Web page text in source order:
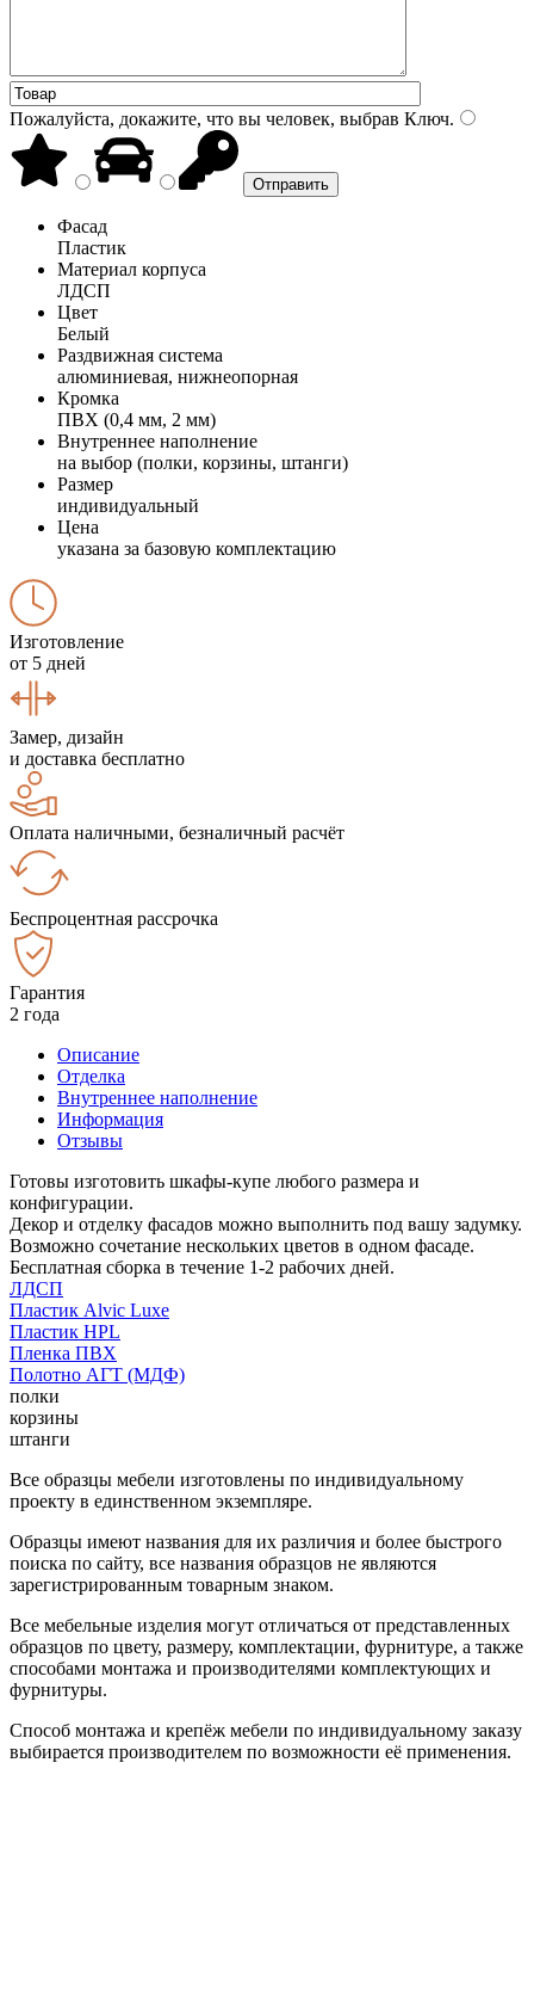
Пожалуйста, докажите, что вы человек, выбрав Ключ.
Фасад
Пластик
Материал корпуса
ЛДСП
Цвет
Белый
Раздвижная система
алюминиевая, нижнеопорная
Кромка
ПВХ (0,4 мм, 2 мм)
Внутреннее наполнение
на выбор (полки, корзины, штанги)
Размер
индивидуальный
Цена
указана за базовую комплектацию
Изготовление
от 5 дней
Замер, дизайн
и доставка бесплатно
Оплата наличными, безналичный расчёт
Беспроцентная рассрочка
Гарантия
2 года
Описание
Отделка
Внутреннее наполнение
Информация
Отзывы
Готовы изготовить шкафы-купе любого размера и
конфигурации.
Декор и отделку фасадов можно выполнить под вашу задумку.
Возможно сочетание нескольких цветов в одном фасаде.
Бесплатная сборка в течение 1-2 рабочих дней.
ЛДСП
Пластик Alvic Luxe
Пластик HPL
Пленка ПВХ
Полотно АГТ (МДФ)
полки
корзины
штанги
Все образцы мебели изготовлены по индивидуальному
проекту в единственном экземпляре.
Образцы имеют названия для их различия и более быстрого
поиска по сайту, все названия образцов не являются
зарегистрированным товарным знаком.
Все мебельные изделия могут отличаться от представленных
образцов по цвету, размеру, комплектации, фурнитуре, а также
способами монтажа и производителями комплектующих и
фурнитуры.
Способ монтажа и крепёж мебели по индивидуальному заказу
выбирается производителем по возможности её применения.